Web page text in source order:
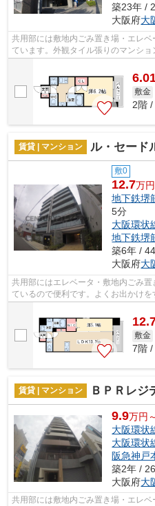
築23年 /
大阪府大
共用部には敷地内ごみ置き場・エレ
ています。外観タイル張りのマンシ
敷金
2階 /
賃貸 | マンション ル・セード
敷0
12.7万円
地下鉄堺
5分
大阪環状
地下鉄堺
築6年 /
大阪府大
共用部にはエレベータ・敷地内ごみ
ているので便利です。よくお出かけを
ンションです。外観タイル張りを採用
敷金
7階 /
賃貸 | マンション ＢＰＲレジ
9.9万円～
大阪環状
大阪環状
阪急神戸
築2年 /
大阪府大
共用部には敷地内ごみ置き場・エレ